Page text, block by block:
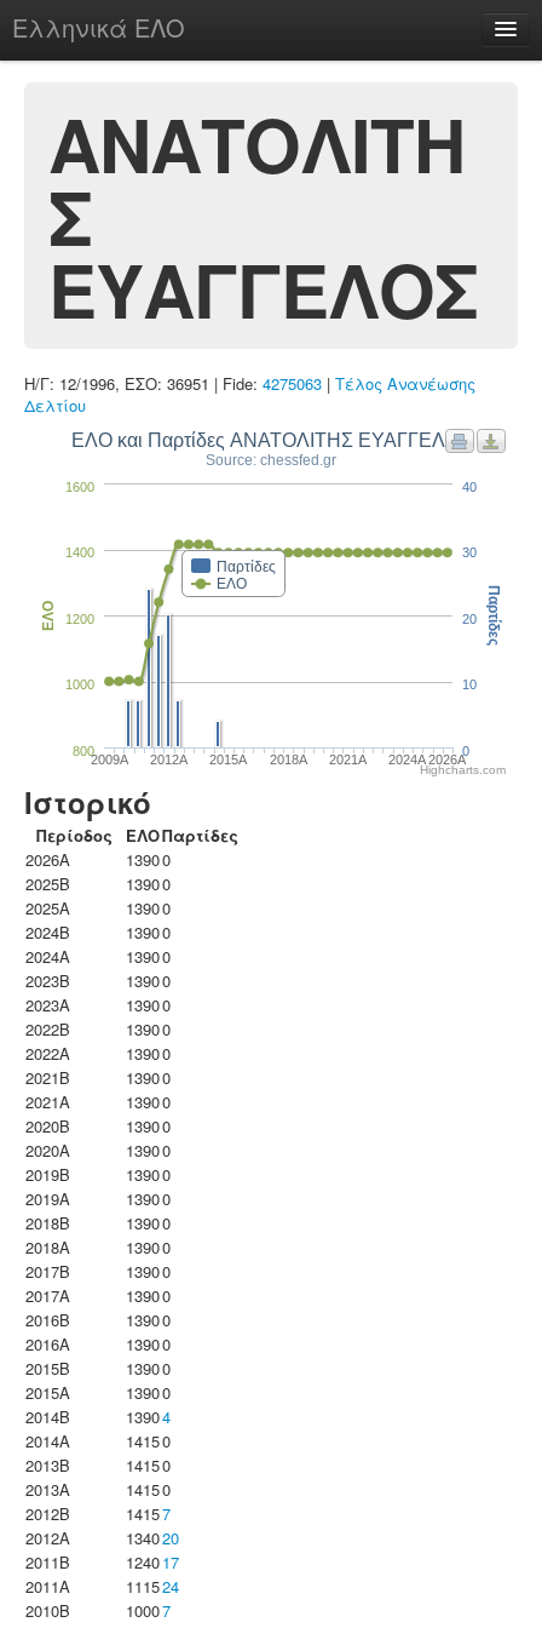
Ελληνικά ΕΛΟ
chesstu.be @ discord
Login
ΑΝΑΤΟΛΙΤΗ
Σ
ΕΥΑΓΓΕΛΟΣ
Η/Γ: 12/1996, ΕΣΟ: 36951 | Fide: 4275063 | Τέλος Ανανέωσης
Δελτίου
ΕΛΟ και Παρτίδες ΑΝΑΤΟΛΙΤΗΣ ΕΥΑΓΓΕΛΟΣ
Source: chessfed.gr
Παρτίδες
ΕΛΟ
2009A 2012A 2015A 2018A 2021A 2024A2026A
1000
1200
1400
800
1600
ΕΛΟ
0
10
20
30
40
Παρτίδες
Highcharts.com
Ιστορικό
Περίοδος ΕΛΟΠαρτίδες
2026A
13900
2025B
13900
2025A
13900
2024B
13900
2024A
13900
2023B
13900
2023Α
13900
2022B
13900
2022A
13900
2021B
13900
2021A
13900
2020B
13900
2020A
13900
2019B
13900
2019A
13900
2018B
13900
2018A
13900
2017B
13900
2017A
13900
2016B
13900
2016A
13900
2015B
13900
2015A
13900
2014B
13904
2014A
14150
2013B
14150
2013A
14150
2012B
14157
2012A
134020
2011B
124017
2011A
111524
2010B
10007